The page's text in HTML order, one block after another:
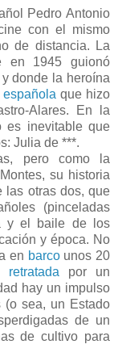
Pedro Antonio
con el mismo
de distancia. La
en 1945 guionó
donde la heroína
que hizo
Alares. En la
es inevitable que
Julia de ***.
pero como la
su historia
las otras dos, que
(pinceladas
y el baile de los
y época. No
en barcounos 20
retratada por un
hay un impulso
(o sea, un Estado
de un
de cultivo para